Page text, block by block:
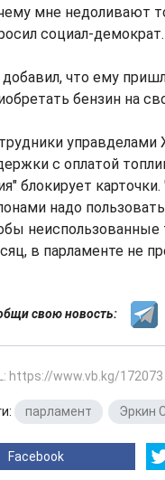
мне недоливают
социал-демократ.
что ему
бензин на
управделами
с оплатой
блокирует
надо
в парламенте не
свою новость:
https://www.vb.kg/172073
парламент Эркин
Facebook